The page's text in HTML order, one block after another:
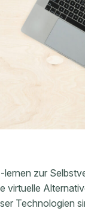
lernen zur
virtuelle
Technologien